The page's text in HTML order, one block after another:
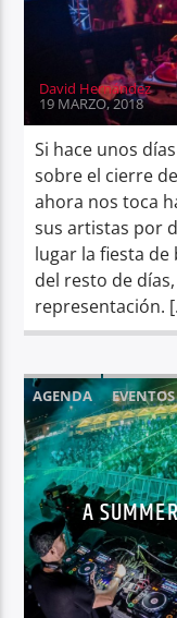
David Hernández
19 MARZO, 2018
Si hace unos
sobre el cierre
ahora nos toca
sus artistas por
lugar la fiesta de
del resto de
representación.
AGENDA EVENTOS
A